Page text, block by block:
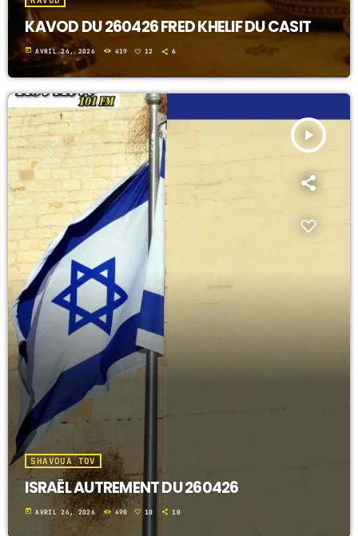
KAVOD DU 260426 FRED KHELIF DU CASIT
today AVRIL 26, 2026 419 12 6
play_arrow
SHAVOUA TOV
ISRAËL AUTREMENT DU 260426
today AVRIL 26, 2026 490 10 10